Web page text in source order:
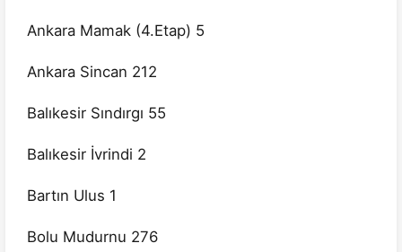
Ankara Mamak (4.Etap) 5
Ankara Sincan 212
Balıkesir Sındırgı 55
Balıkesir İvrindi 2
Bartın Ulus 1
Bolu Mudurnu 276